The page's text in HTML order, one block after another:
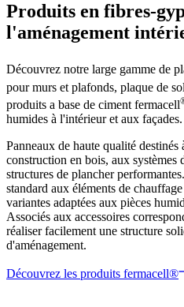
Produits en fibres-
l'aménagement
Découvrez notre large gamme de
pour murs et plafonds, plaque de
produits a base de ciment fermacell
humides à l'intérieur et aux façades.
Panneaux de haute qualité
construction en bois, aux
structures de plancher
standard aux éléments de
variantes adaptées aux pièces
Associés aux accessoires
réaliser facilement une structure
d'aménagement.
Découvrez les produits fermacell®